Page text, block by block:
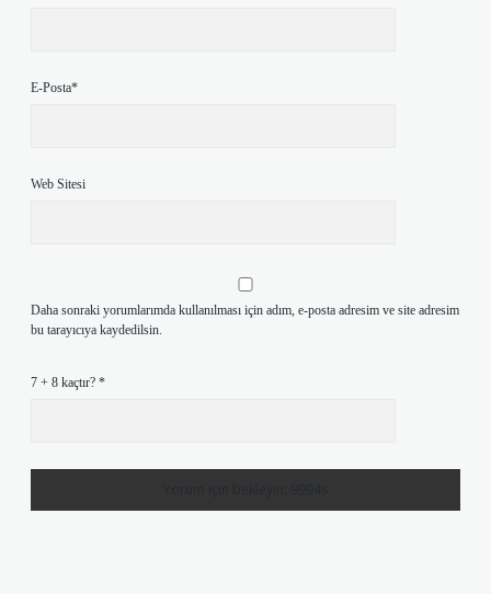
E-Posta*
Web Sitesi
Daha sonraki yorumlarımda kullanılması için adım, e-posta adresim ve site adresim
bu tarayıcıya kaydedilsin.
7 + 8 kaçtır? *